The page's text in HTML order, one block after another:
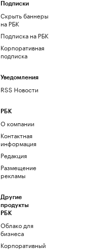
Подписки
Скрыть баннеры
на РБК
Подписка на РБК
Корпоративная
подписка
Уведомления
RSS Новости
РБК
О компании
Контактная
информация
Редакция
Размещение
рекламы
Другие
продукты
РБК
Облако для
бизнеса
Корпоративный